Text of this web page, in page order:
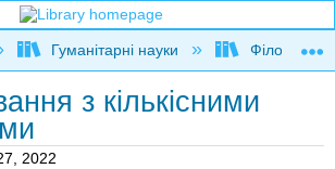
global hierarchy
Гуманітарні науки Філософія
з кількісними
2022